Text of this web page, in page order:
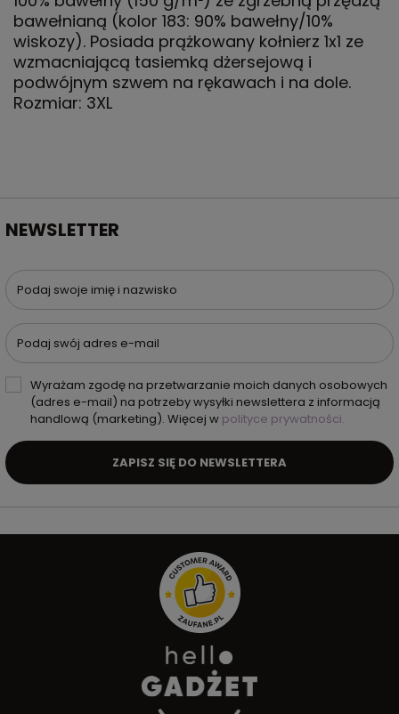
bawełnianą (kolor 183: 90% bawełny/10%
wiskozy). Posiada prążkowany kołnierz 1x1 ze
wzmacniającą tasiemką dżersejową i
podwójnym szwem na rękawach i na dole.
Rozmiar: 3XL
NEWSLETTER
Podaj swoje imię i nazwisko
Podaj swój adres e-mail
Wyrażam zgodę na przetwarzanie moich danych osobowych
(adres e-mail) na potrzeby wysyłki newslettera z informacją
handlową (marketing). Więcej w polityce prywatności.
ZAPISZ SIĘ DO NEWSLETTERA